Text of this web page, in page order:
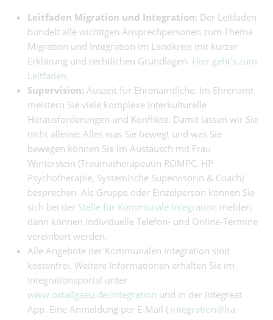
Leitfaden Migration und Integration: Der Leitfaden
bündelt alle wichtigen Ansprechpersonen zum Thema
Migration und Integration im Landkreis mit kurzer
Erklärung und rechtlichen Grundlagen. Hier geht's zum
Leitfaden.
Supervision: Auszeit für Ehrenamtliche. Im Ehrenamt
meistern Sie viele komplexe interkulturelle
Herausforderungen und Konflikte. Damit lassen wir Sie
nicht alleine: Alles was Sie bewegt und was Sie
bewegen können Sie im Austausch mit Frau
Winterstein (Traumatherapeutin ROMPC, HP
Psychotherapie, Systemische Supervisorin & Coach)
besprechen. Als Gruppe oder Einzelperson können Sie
sich bei der Stelle für Kommunale Integration melden,
dann können individuelle Telefon- und Online-Termine
vereinbart werden.
Alle Angebote der Kommunalen Integration sind
kostenfrei. Weitere Informationen erhalten Sie im
Integrationsportal unter
www.ostallgaeu.de/integration und in der Integreat
App. Eine Anmeldung per E-Mail ( integration@lra-